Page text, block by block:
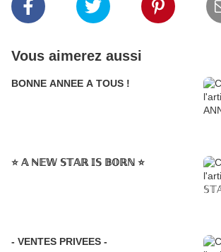
Vous aimerez aussi
BONNE ANNEE A TOUS !
⭐️ 𝔸 ℕ𝔼𝕎 𝕊𝕋𝔸ℝ 𝕀𝕊 𝔹𝕆ℝℕ ⭐️
- VENTES PRIVEES -